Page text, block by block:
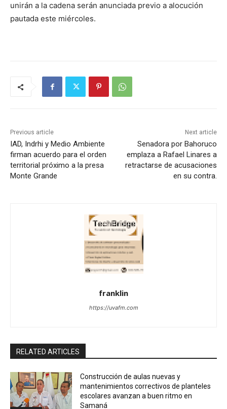
unirán a la cadena serán anunciada previo a alocución
pautada este miércoles.
Previous article
IAD, Indrhi y Medio Ambiente
firman acuerdo para el orden
territorial próximo a la presa
Monte Grande
Next article
Senadora por Bahoruco
emplaza a Rafael Linares a
retractarse de acusaciones
en su contra.
franklin
https://uvafm.com
RELATED ARTICLES
Construcción de aulas nuevas y
mantenimientos correctivos de planteles
escolares avanzan a buen ritmo en
Samaná